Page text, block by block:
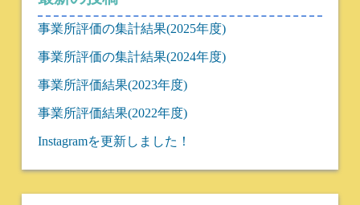
事業所評価の集計結果(2025年度)
事業所評価の集計結果(2024年度)
事業所評価結果(2023年度)
事業所評価結果(2022年度)
Instagramを更新しました！